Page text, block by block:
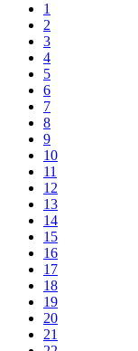
1
2
3
4
5
6
7
8
9
10
11
12
13
14
15
16
17
18
19
20
21